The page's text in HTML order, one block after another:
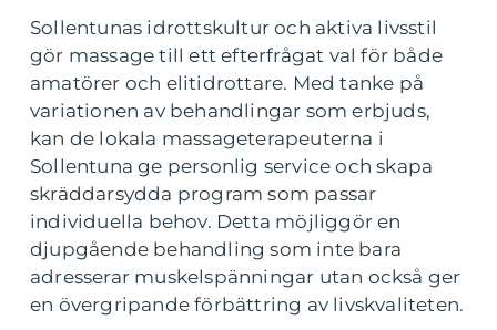
Sollentunas idrottskultur och aktiva livsstil
gör massage till ett efterfrågat val för både
amatörer och elitidrottare. Med tanke på
variationen av behandlingar som erbjuds,
kan de lokala massageterapeuterna i
Sollentuna ge personlig service och skapa
skräddarsydda program som passar
individuella behov. Detta möjliggör en
djupgående behandling som inte bara
adresserar muskelspänningar utan också ger
en övergripande förbättring av livskvaliteten.